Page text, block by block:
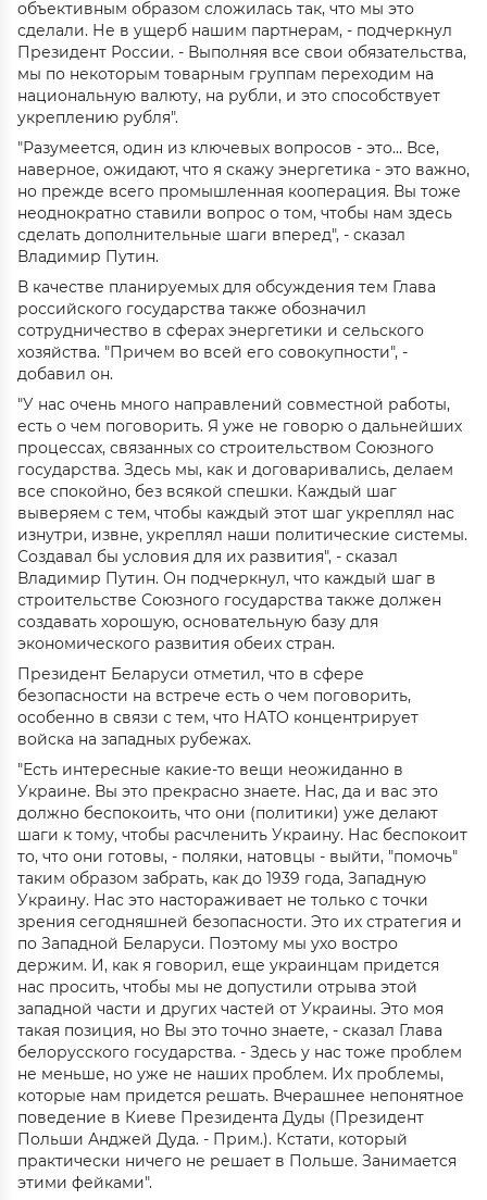
объективным образом сложилась так, что мы это
сделали. Не в ущерб нашим партнерам, - подчеркнул
Президент России. - Выполняя все свои обязательства,
мы по некоторым товарным группам переходим на
национальную валюту, на рубли, и это способствует
укреплению рубля".
"Разумеется, один из ключевых вопросов - это… Все,
наверное, ожидают, что я скажу энергетика - это важно,
но прежде всего промышленная кооперация. Вы тоже
неоднократно ставили вопрос о том, чтобы нам здесь
сделать дополнительные шаги вперед", - сказал
Владимир Путин.
В качестве планируемых для обсуждения тем Глава
российского государства также обозначил
сотрудничество в сферах энергетики и сельского
хозяйства. "Причем во всей его совокупности", -
добавил он.
"У нас очень много направлений совместной работы,
есть о чем поговорить. Я уже не говорю о дальнейших
процессах, связанных со строительством Союзного
государства. Здесь мы, как и договаривались, делаем
все спокойно, без всякой спешки. Каждый шаг
выверяем с тем, чтобы каждый этот шаг укреплял нас
изнутри, извне, укреплял наши политические системы.
Создавал бы условия для их развития", - сказал
Владимир Путин. Он подчеркнул, что каждый шаг в
строительстве Союзного государства также должен
создавать хорошую, основательную базу для
экономического развития обеих стран.
Президент Беларуси отметил, что в сфере
безопасности на встрече есть о чем поговорить,
особенно в связи с тем, что НАТО концентрирует
войска на западных рубежах.
"Есть интересные какие-то вещи неожиданно в
Украине. Вы это прекрасно знаете. Нас, да и вас это
должно беспокоить, что они (политики) уже делают
шаги к тому, чтобы расчленить Украину. Нас беспокоит
то, что они готовы, - поляки, натовцы - выйти, "помочь"
таким образом забрать, как до 1939 года, Западную
Украину. Нас это настораживает не только с точки
зрения сегодняшней безопасности. Это их стратегия и
по Западной Беларуси. Поэтому мы ухо востро
держим. И, как я говорил, еще украинцам придется
нас просить, чтобы мы не допустили отрыва этой
западной части и других частей от Украины. Это моя
такая позиция, но Вы это точно знаете, - сказал Глава
белорусского государства. - Здесь у нас тоже проблем
не меньше, но уже не наших проблем. Их проблемы,
которые нам придется решать. Вчерашнее непонятное
поведение в Киеве Президента Дуды (Президент
Польши Анджей Дуда. - Прим.). Кстати, который
практически ничего не решает в Польше. Занимается
этими фейками".